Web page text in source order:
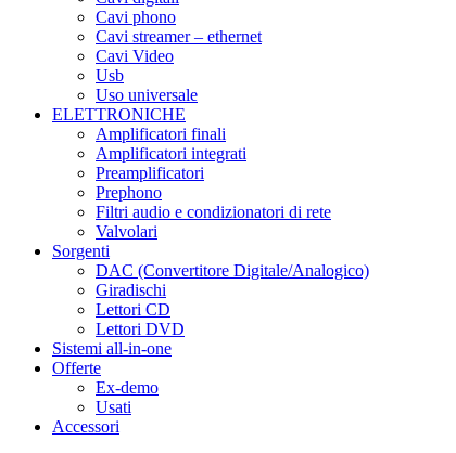
Cavi phono
Cavi streamer – ethernet
Cavi Video
Usb
Uso universale
ELETTRONICHE
Amplificatori finali
Amplificatori integrati
Preamplificatori
Prephono
Filtri audio e condizionatori di rete
Valvolari
Sorgenti
DAC (Convertitore Digitale/Analogico)
Giradischi
Lettori CD
Lettori DVD
Sistemi all-in-one
Offerte
Ex-demo
Usati
Accessori